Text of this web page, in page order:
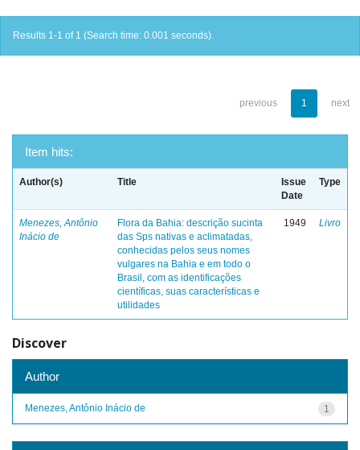
Results 1-1 of 1 (Search time: 0.001 seconds).
previous 1 next
Item hits:
Author(s) Title
Issue
Date
Type
Menezes, Antônio
Inácio de
Flora da Bahia: descrição sucinta
das Sps nativas e aclimatadas,
conhecidas pelos seus nomes
vulgares na Bahia e em todo o
Brasil, com as identificações
científicas, suas características e
utilidades
1949 Livro
Discover
Author
1
Menezes, Antônio Inácio de